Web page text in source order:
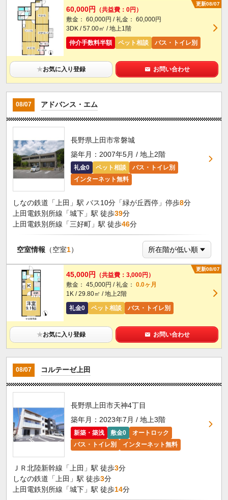
更新08/07
60,000円
（共益費：0円）
敷金： 60,000円 / 礼金： 60,000円
3DK / 57.00㎡ / 地上1階
仲介手数料半額
ペット相談 バス・トイレ別
★お気に入り登録 お問い合わせ
08/07 アドバンス・エム
長野県上田市常磐城
築年月：2007年5月 / 地上2階
礼金0 ペット相談
バス・トイレ別
インターネット無料
しなの鉄道「上田」駅 バス10分「緑が丘西停」停歩8分
上田電鉄別所線「城下」駅 徒歩39分
上田電鉄別所線「三好町」駅 徒歩46分
空室情報 （空室1）
更新08/07
45,000円
（共益費：3,000円）
敷金： 45,000円 / 礼金： 0.0ヶ月
1K / 29.80㎡ / 地上2階
礼金0
ペット相談 バス・トイレ別
★お気に入り登録 お問い合わせ
08/07 コルテーゼ上田
長野県上田市天神4丁目
築年月：2023年7月 / 地上3階
新築・築浅 敷金0
オートロック
バス・トイレ別
インターネット無料
ＪＲ北陸新幹線「上田」駅 徒歩3分
しなの鉄道「上田」駅 徒歩3分
上田電鉄別所線「城下」駅 徒歩14分